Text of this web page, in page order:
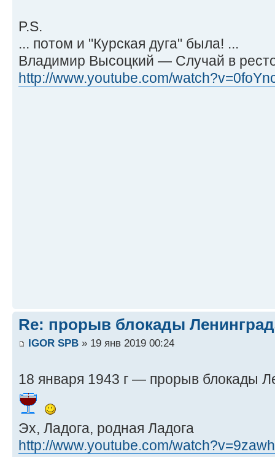
P.S.
... потом и "Курская дуга" была! ...
Владимир Высоцкий — Случай в
http://www.youtube.com/
Re: прорыв блокады
IGOR SPB » 19 янв 2019 00:24
18 января 1943 г — прорыв блокады
Эх, Ладога, родная Ладога
http://www.youtube.com/